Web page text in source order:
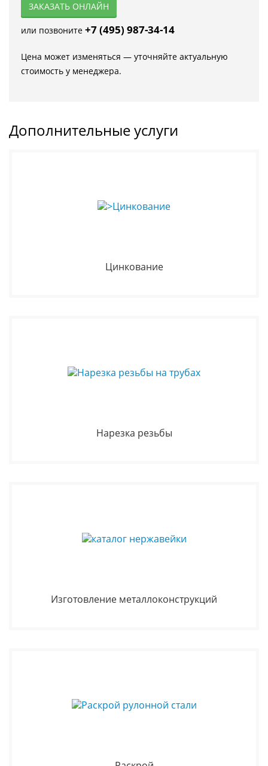
ЗАКАЗАТЬ ОНЛАЙН
или позвоните +7 (495) 987-34-14
Цена может изменяться — уточняйте актуальную
стоимость у менеджера.
Дополнительные услуги
Цинкование
Нарезка резьбы
Изготовление металлоконструкций